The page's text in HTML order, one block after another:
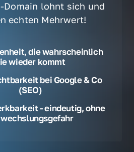
Domain lohnt sich und
echten Mehrwert!
die wahrscheinlich
wieder kommt
bei Google & Co
(SEO)
- eindeutig, ohne